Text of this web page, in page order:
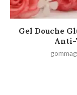
Gel Douche
Anti-